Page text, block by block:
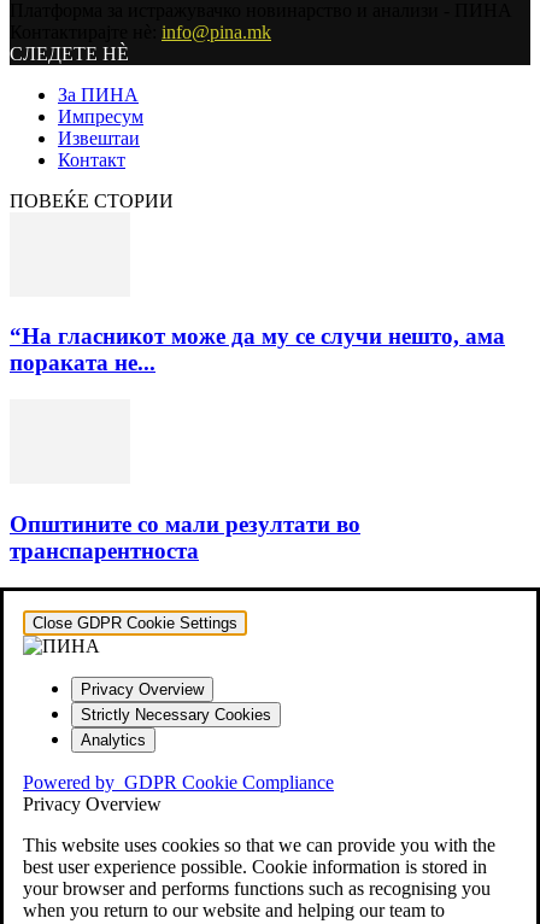
info@pina.mk
СЛЕДЕТЕ НЀ
За ПИНА
Импресум
Извештаи
Контакт
ПОВЕЌЕ СТОРИИ
“На гласникот може да му се случи нешто, ама
пораката не...
Општините со мали резултати во
транспарентноста
Close GDPR Cookie Settings
Privacy Overview
Strictly Necessary Cookies
Analytics
Powered by GDPR Cookie Compliance
Privacy Overview
This website uses cookies so that we can provide you with the
best user experience possible. Cookie information is stored in
your browser and performs functions such as recognising you
when you return to our website and helping our team to